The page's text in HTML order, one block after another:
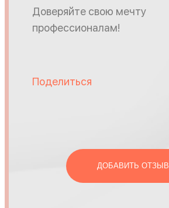
Доверяйте свою мечту
профессионалам!
Поделиться
ДОБАВИТЬ ОТЗЫВ